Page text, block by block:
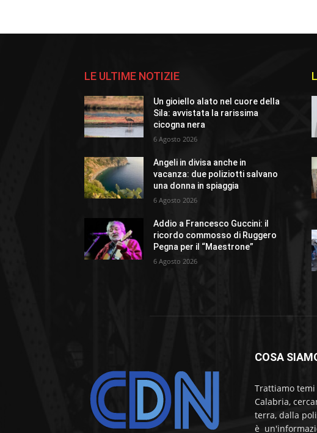
LE ULTIME NOTIZIE
Un gioiello alato nel cuore della
Sila: avvistata la rarissima
cicogna nera
6 Agosto 2026
Angeli in divisa anche in
vacanza: due poliziotti salvano
una donna in spiaggia
6 Agosto 2026
Addio a Francesco Guccini: il
ricordo commosso di Ruggero
Pegna per il “Maestrone”
6 Agosto 2026
COSA
Trattiamo
Calabria,
terra, dalla
è